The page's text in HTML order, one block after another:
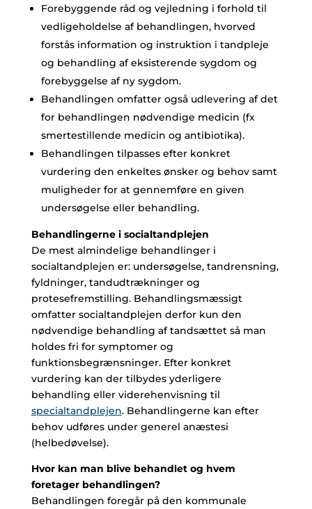
Forebyggende råd og vejledning i forhold til
vedligeholdelse af behandlingen, hvorved
forstås information og instruktion i tandpleje
og behandling af eksisterende sygdom og
forebyggelse af ny sygdom.
Behandlingen omfatter også udlevering af det
for behandlingen nødvendige medicin (fx
smertestillende medicin og antibiotika).
Behandlingen tilpasses efter konkret
vurdering den enkeltes ønsker og behov samt
muligheder for at gennemføre en given
undersøgelse eller behandling.
Behandlingerne i socialtandplejen
De mest almindelige behandlinger i
socialtandplejen er: undersøgelse, tandrensning,
fyldninger, tandudtrækninger og
protesefremstilling. Behandlingsmæssigt
omfatter socialtandplejen derfor kun den
nødvendige behandling af tandsættet så man
holdes fri for symptomer og
funktionsbegrænsninger. Efter konkret
vurdering kan der tilbydes yderligere
behandling eller viderehenvisning til
specialtandplejen. Behandlingerne kan efter
behov udføres under generel anæstesi
(helbedøvelse).
Hvor kan man blive behandlet og hvem
foretager behandlingen?
Behandlingen foregår på den kommunale